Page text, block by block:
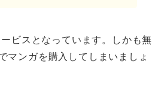
ビスとなっています。しかも無
マンガを購入してしまいましょ